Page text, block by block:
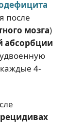
после
мозга)
абсорбции
4-
рецидивах